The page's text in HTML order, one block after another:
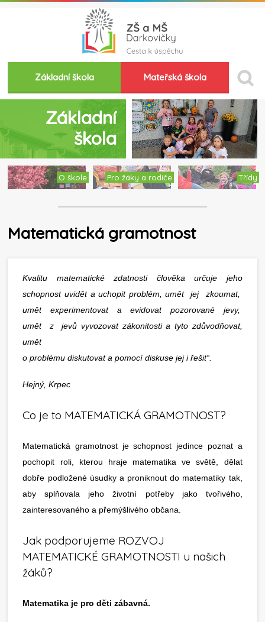
Základní škola Mateřská škola
Základní
škola
O škole Pro žáky a rodiče Třídy
Matematická gramotnost
Kvalitu matematické zdatnosti člověka určuje jeho
schopnost uvidět a uchopit problém, umět jej zkoumat,
umět experimentovat a evidovat pozorované jevy,
umět z jevů vyvozovat zákonitosti a tyto zdůvodňovat,
umět
o problému diskutovat a pomocí diskuse jej i řešit“.
Hejný, Krpec
Co je to MATEMATICKÁ GRAMOTNOST?
Matematická gramotnost je schopnost jedince poznat a
pochopit roli, kterou hraje matematika ve světě, dělat
dobře podložené úsudky a proniknout do matematiky tak,
aby splňovala jeho životní potřeby jako tvořivého,
zainteresovaného a přemýšlivého občana.
Jak podporujeme ROZVOJ
MATEMATICKÉ GRAMOTNOSTI u našich
žáků?
Matematika je pro děti zábavná.